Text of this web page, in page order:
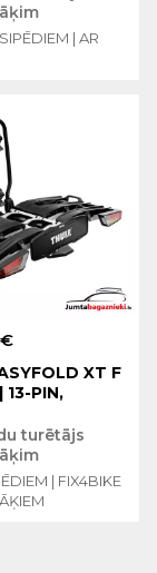
| AR
XT F
13-PIN,
turētājs
| FIX4BIKE